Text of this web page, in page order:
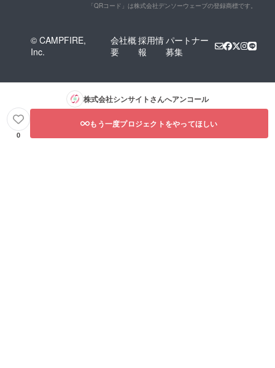
「QRコード」は株式会社デンソーウェーブの登録商標です。
© CAMPFIRE,
Inc.
会社概
要
採用情
報
パートナー
募集
株式会社シンサイトさんへアンコール
0
もう一度プロジェクトをやってほしい